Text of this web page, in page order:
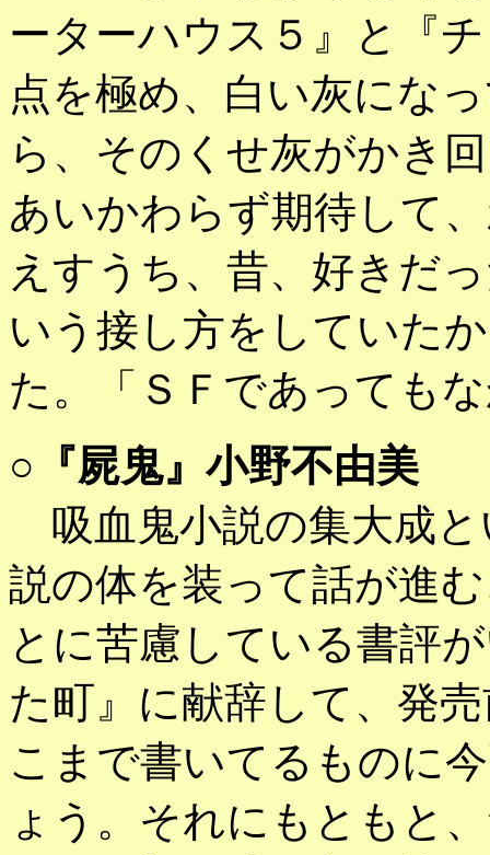
ーターハウス５』と『
点を極め、白い灰にな
ら、そのくせ灰がかき
あいかわらず期待して
えすうち、昔、好きだ
いう接し方をしていた
た。「ＳＦであっても
○ 『屍鬼』小野不由美
吸血鬼小説の集大成と
説の体を装って話が進
とに苦慮している書評
た町』に献辞して、発
こまで書いてるものに
ょう。それにもともと